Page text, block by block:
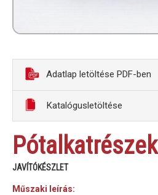
Adatlap letöltése PDF-ben
Katalógusletöltése
Pótalkatrészek
JAVÍTÓKÉSZLET
Műszaki leírás: